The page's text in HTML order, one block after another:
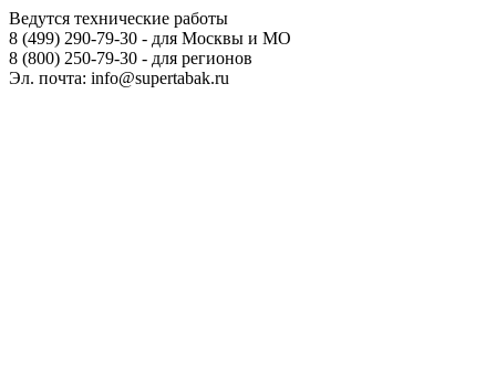
Ведутся технические работы
8 (499) 290-79-30 - для Москвы и МО
8 (800) 250-79-30 - для регионов
Эл. почта: info@supertabak.ru